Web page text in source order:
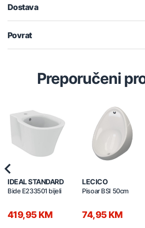
Dostava
Povrat
Preporučeni
IDEAL STANDARD
Bide E233501 bijeli
419,95 KM
LECICO
Pisoar BSI 50cm
74,95 KM
Previous